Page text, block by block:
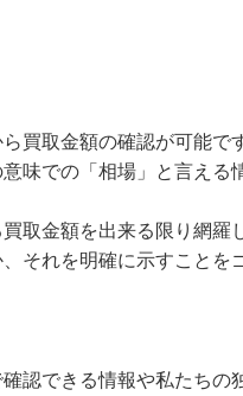
買取金額の確認が可能で
味での「相場」と言える
取金額を出来る限り網羅
それを明確に示すことを
認できる情報や私たちの